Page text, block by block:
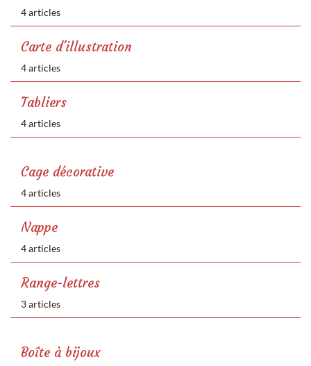
4 articles
Carte d'illustration
4 articles
Tabliers
4 articles
Cage décorative
4 articles
Nappe
4 articles
Range-lettres
3 articles
Boîte à bijoux